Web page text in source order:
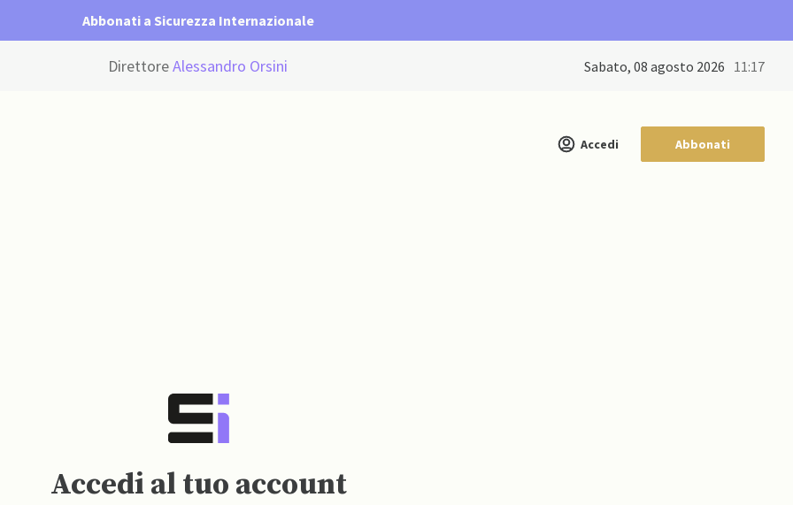
Abbonati a Sicurezza Internazionale
DirettoreAlessandro Orsini sabato, 08 agosto 2026 11:17
Accedi Abbonati
Accedi al tuo account